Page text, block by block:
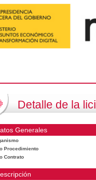
Detalle de la
Generales
Procedimiento
Contrato